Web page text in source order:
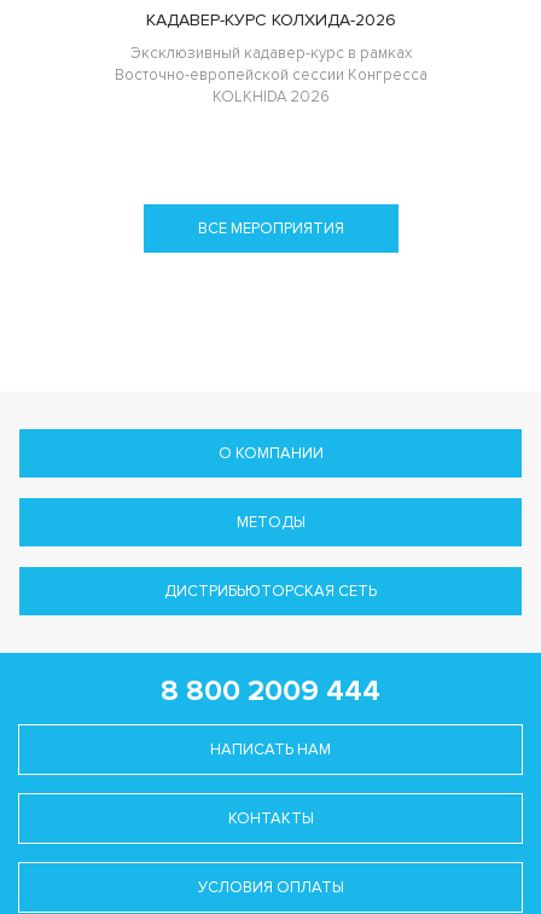
КАДАВЕР-КУРС КОЛХИДА-2026
Эксклюзивный кадавер-курс в рамках
Восточно-европейской сессии Конгресса
KOLKHIDA 2026
ВСЕ МЕРОПРИЯТИЯ
О КОМПАНИИ
МЕТОДЫ
ДИСТРИБЬЮТОРСКАЯ СЕТЬ
8 800 2009 444
НАПИСАТЬ НАМ
КОНТАКТЫ
УСЛОВИЯ ОПЛАТЫ